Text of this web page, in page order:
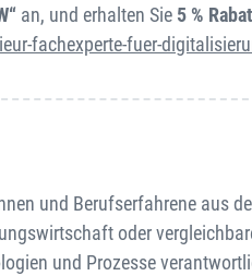
an, und erhalten Sie 5 %
fachexperte-fuer-
und Berufserfahrene aus
oder
und Prozesse